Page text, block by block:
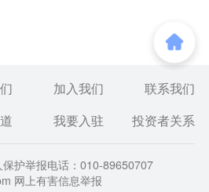
加入我们
联系我们
我要入驻 投资者关系
护举报电话：010-89650707
网上有害信息举报